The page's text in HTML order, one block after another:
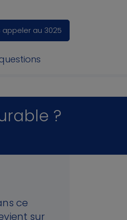
appeler au 3025
?
ce
sur